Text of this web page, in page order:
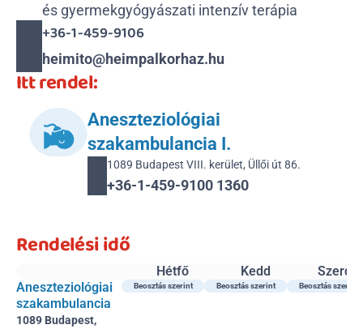
és gyermekgyógyászati intenzív terápia
+36-1-459-9106
heimito@heimpalkorhaz.hu
Itt rendel:
Aneszteziológiai
szakambulancia I.
1089 Budapest VIII. kerület, Üllői út 86.
+36-1-459-9100 1360
Rendelési idő
Hétfő Kedd
Szerda
Aneszteziológiai
szakambulancia
1089 Budapest,
Beosztás szerint Beosztás szerint Beosztás szerint